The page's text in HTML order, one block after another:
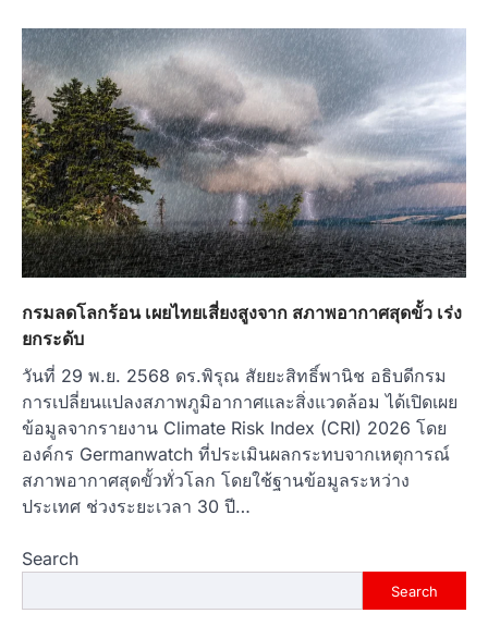
กรมลดโลกร้อน เผยไทยเสี่ยงสูงจาก สภาพอากาศสุดขั้ว เร่ง
ยกระดับ
วันที่ 29 พ.ย. 2568 ดร.พิรุณ สัยยะสิทธิ์พานิช อธิบดีกรม
การเปลี่ยนแปลงสภาพภูมิอากาศและสิ่งแวดล้อม ได้เปิดเผย
ข้อมูลจากรายงาน Climate Risk Index (CRI) 2026 โดย
องค์กร Germanwatch ที่ประเมินผลกระทบจากเหตุการณ์
สภาพอากาศสุดขั้วทั่วโลก โดยใช้ฐานข้อมูลระหว่าง
ประเทศ ช่วงระยะเวลา 30 ปี…
Search
Search